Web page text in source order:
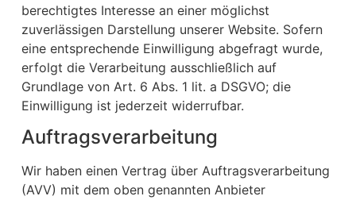
berechtigtes Interesse an einer möglichst
zuverlässigen Darstellung unserer Website. Sofern
eine entsprechende Einwilligung abgefragt wurde,
erfolgt die Verarbeitung ausschließlich auf
Grundlage von Art. 6 Abs. 1 lit. a DSGVO; die
Einwilligung ist jederzeit widerrufbar.
Auftragsverarbeitung
Wir haben einen Vertrag über Auftragsverarbeitung
(AVV) mit dem oben genannten Anbieter